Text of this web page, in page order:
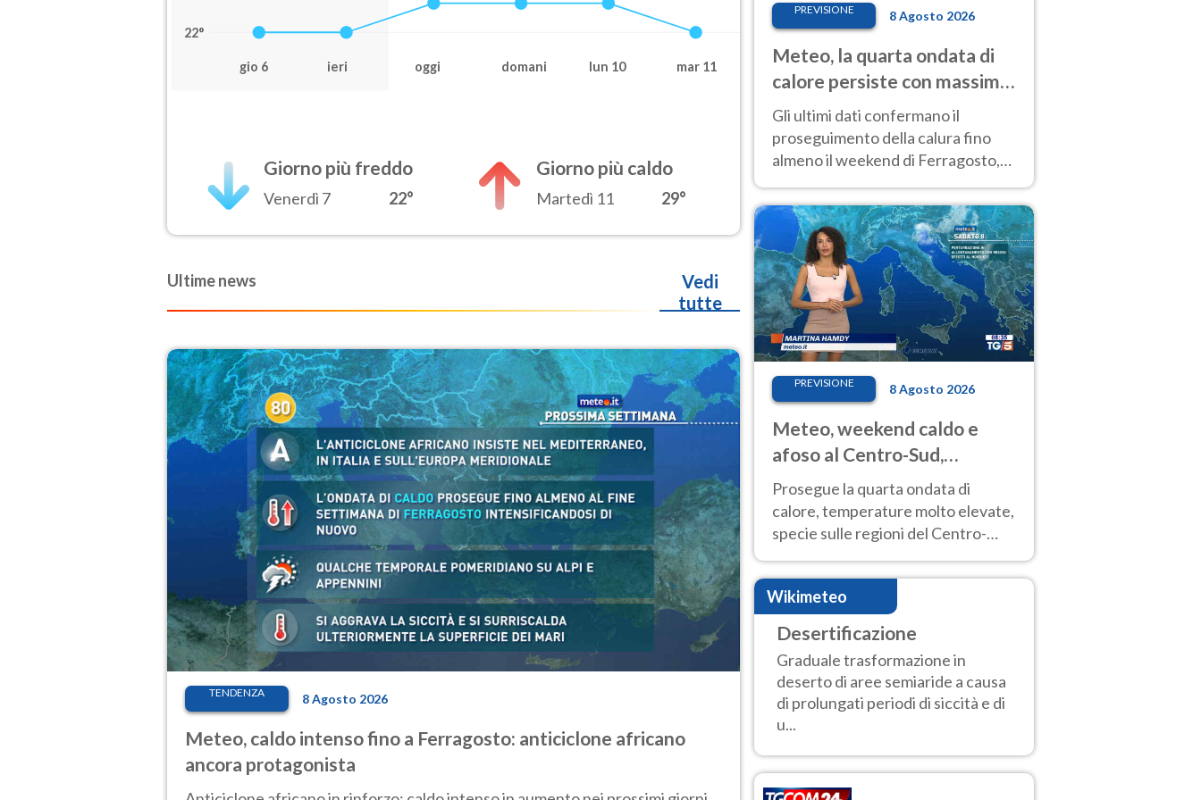
22°
gio 6 ieri oggi domani lun 10 mar 11
Giorno più freddo
Venerdì 7 22°
Giorno più caldo
Martedì 11 29°
Ultime news
Vedi
tutte
TENDENZA 8 Agosto 2026
Meteo, caldo intenso fino a Ferragosto: anticiclone africano
ancora protagonista
PREVISIONE 8 Agosto 2026
Meteo, la quarta ondata di
calore persiste con massime
sempre molto elevate
Gli ultimi dati confermano il
proseguimento della calura fino
almeno il weekend di Ferragosto,
intensificazione prossima
settimana
PREVISIONE 8 Agosto 2026
Meteo, weekend caldo e
afoso al Centro-Sud,
temporali sui rilievi
Prosegue la quarta ondata di
calore, temperature molto elevate,
specie sulle regioni del Centro-
Sud. Nuovi temporali di calore sulle
aree montuose
Wikimeteo
Desertificazione
Graduale trasformazione in
deserto di aree semiaride a causa
di prolungati periodi di siccità e di
u...